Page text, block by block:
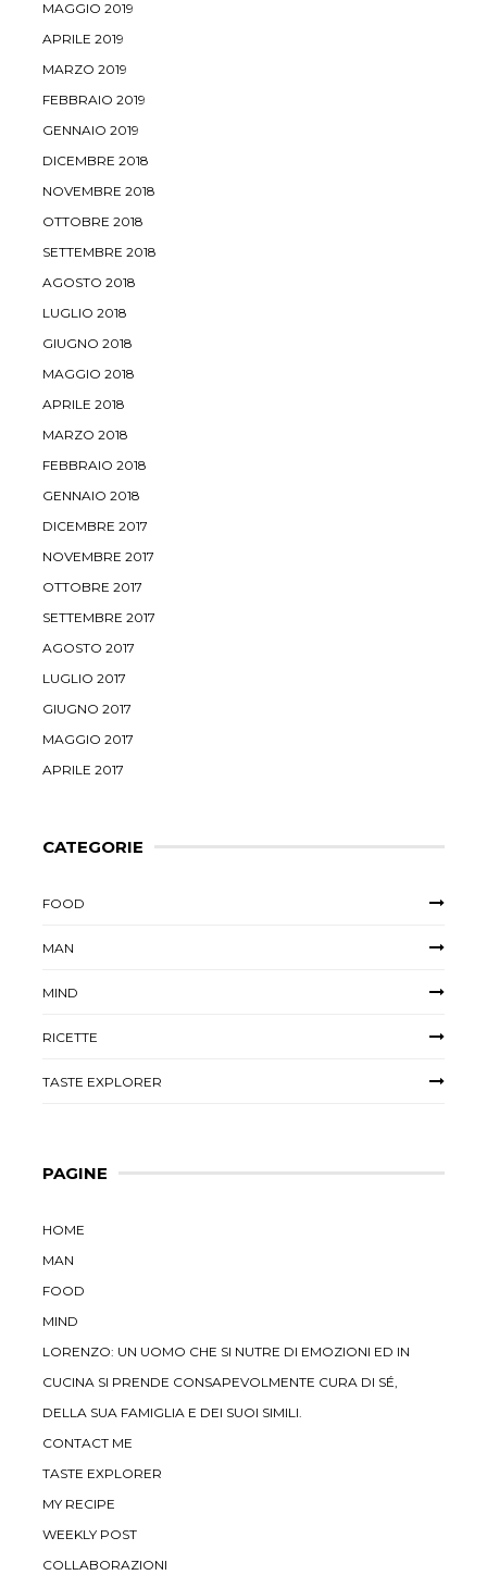
MAGGIO 2019
APRILE 2019
MARZO 2019
FEBBRAIO 2019
GENNAIO 2019
DICEMBRE 2018
NOVEMBRE 2018
OTTOBRE 2018
SETTEMBRE 2018
AGOSTO 2018
LUGLIO 2018
GIUGNO 2018
MAGGIO 2018
APRILE 2018
MARZO 2018
FEBBRAIO 2018
GENNAIO 2018
DICEMBRE 2017
NOVEMBRE 2017
OTTOBRE 2017
SETTEMBRE 2017
AGOSTO 2017
LUGLIO 2017
GIUGNO 2017
MAGGIO 2017
APRILE 2017
CATEGORIE
FOOD
MAN
MIND
RICETTE
TASTE EXPLORER
PAGINE
HOME
MAN
FOOD
MIND
LORENZO: UN UOMO CHE SI NUTRE DI EMOZIONI ED IN
CUCINA SI PRENDE CONSAPEVOLMENTE CURA DI SÉ,
DELLA SUA FAMIGLIA E DEI SUOI SIMILI.
CONTACT ME
TASTE EXPLORER
MY RECIPE
WEEKLY POST
COLLABORAZIONI